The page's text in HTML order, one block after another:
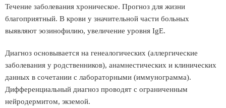
Течение заболевания хроническое. Прогноз для жизни
благоприятный. В крови у значительной части больных
выявляют эозинофилию, увеличение уровня IgE.
Диагноз основывается на генеалогических (аллергические
заболевания у родственников), анамнестических и клинических
данных в сочетании с лабораторными (иммунограмма).
Дифференциальный диагноз проводят с ограниченным
нейродермитом, экземой.